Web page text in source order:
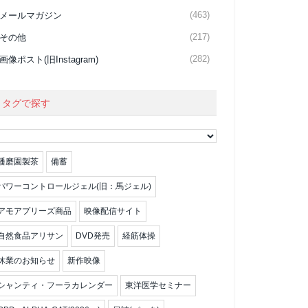
ールマガジン (463)
の他 (217)
像ポスト(旧Instagram) (282)
タグで探す
磨園製茶 備蓄
ワーコントロールジェル(旧：馬ジェル)
モアプリーズ商品 映像配信サイト
然食品アリサン DVD発売 経筋体操
業のお知らせ 新作映像
ャンティ・フーラカレンダー 東洋医学セミナー